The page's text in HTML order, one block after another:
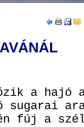
a hajó
sugarai
fúj a